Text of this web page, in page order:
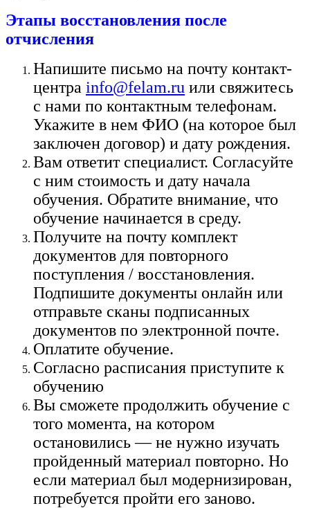
Этапы восстановления после
отчисления
Напишите письмо на почту контакт-
центра info@felam.ru или свяжитесь
с нами по контактным телефонам.
Укажите в нем ФИО (на которое был
заключен договор) и дату рождения.
Вам ответит специалист. Согласуйте
с ним стоимость и дату начала
обучения. Обратите внимание, что
обучение начинается в среду.
Получите на почту комплект
документов для повторного
поступления / восстановления.
Подпишите документы онлайн или
отправьте сканы подписанных
документов по электронной почте.
Оплатите обучение.
Согласно расписания приступите к
обучению
Вы сможете продолжить обучение с
того момента, на котором
остановились — не нужно изучать
пройденный материал повторно. Но
если материал был модернизирован,
потребуется пройти его заново.